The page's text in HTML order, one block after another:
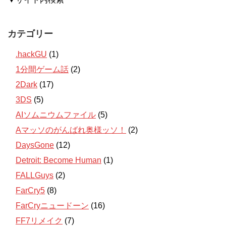
カテゴリー
.hackGU (1)
1分間ゲーム話 (2)
2Dark (17)
3DS (5)
AIソムニウムファイル (5)
Aマッソのがんばれ奥様ッソ！
(2)
DaysGone (12)
Detroit: Become Human (1)
FALLGuys (2)
FarCry5 (8)
FarCryニュードーン (16)
FF7リメイク (7)